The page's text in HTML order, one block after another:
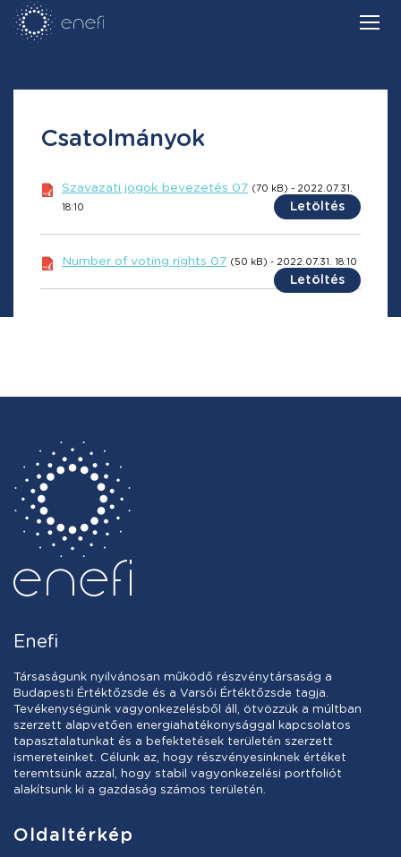
Csatolmányok
Szavazati jogok bevezetés 07 (70 kB) - 2022.07.31.
18:10 Letöltés
Number of voting rights 07 (50 kB) - 2022.07.31. 18:10
Letöltés
Enefi
Társaságunk nyilvánosan működő részvénytársaság a
Budapesti Értéktőzsde és a Varsói Értéktőzsde tagja.
Tevékenységünk vagyonkezelésből áll, ötvözzük a múltban
szerzett alapvetően energiahatékonysággal kapcsolatos
tapasztalatunkat és a befektetések területén szerzett
ismereteinket. Célunk az, hogy részvényesinknek értéket
teremtsünk azzal, hogy stabil vagyonkezelési portfoliót
alakítsunk ki a gazdaság számos területén.
Oldaltérkép